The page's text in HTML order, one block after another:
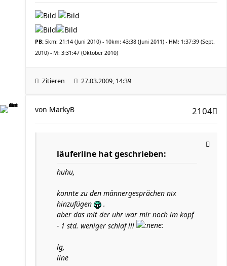
PB: 5km: 21:14 (Juni 2010) - 10km: 43:38 (Juni 2011) - HM: 1:37:39 (Sept.
2010) - M: 3:31:47 (Oktober 2010)
Zitieren 27.03.2009, 14:39
2104
von MarkyB
läuferline hat geschrieben:
huhu,
konnte zu den männergesprächen nix
hinzufügen
.
aber das mit der uhr war mir noch im kopf
- 1 std. weniger schlaf !!!
lg,
line